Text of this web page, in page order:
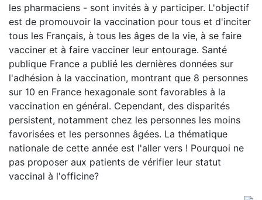
les pharmaciens - sont invités à y participer. L'objectif
est de promouvoir la vaccination pour tous et d'inciter
tous les Français, à tous les âges de la vie, à se faire
vacciner et à faire vacciner leur entourage. Santé
publique France a publié les dernières données sur
l'adhésion à la vaccination, montrant que 8 personnes
sur 10 en France hexagonale sont favorables à la
vaccination en général. Cependant, des disparités
persistent, notamment chez les personnes les moins
favorisées et les personnes âgées. La thématique
nationale de cette année est l'aller vers ! Pourquoi ne
pas proposer aux patients de vérifier leur statut
vaccinal à l'officine?